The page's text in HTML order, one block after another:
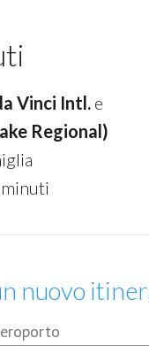
Vinci Intl.e
Regional)
nuovo